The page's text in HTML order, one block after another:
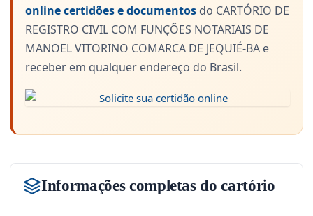
online certidões e documentos do CARTÓRIO DE
REGISTRO CIVIL COM FUNÇÕES NOTARIAIS DE
MANOEL VITORINO COMARCA DE JEQUIÉ-BA e
receber em qualquer endereço do Brasil.
Informações completas do cartório